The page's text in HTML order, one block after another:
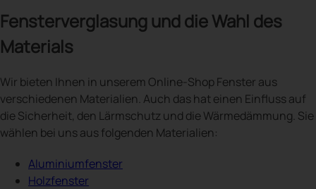
Fensterverglasung und die Wahl des
Materials
Wir bieten Ihnen in unserem Online-Shop Fenster aus
verschiedenen Materialien. Auch das hat einen Einfluss auf
die Sicherheit, den Lärmschutz und die Wärmedämmung. Sie
wählen bei uns aus folgenden Materialien:
Aluminiumfenster
Holzfenster